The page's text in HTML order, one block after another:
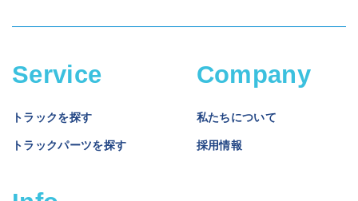
Service
トラックを探す
トラックパーツを探す
Company
私たちについて
採用情報